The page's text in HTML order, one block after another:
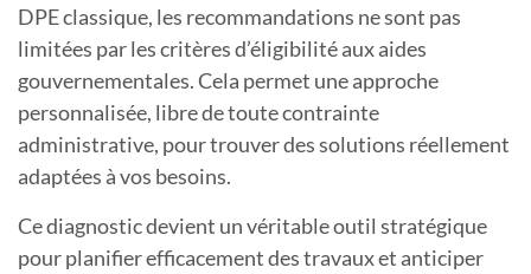
DPE classique, les recommandations ne sont pas
limitées par les critères d’éligibilité aux aides
gouvernementales. Cela permet une approche
personnalisée, libre de toute contrainte
administrative, pour trouver des solutions réellement
adaptées à vos besoins.
Ce diagnostic devient un véritable outil stratégique
pour planifier efficacement des travaux et anticiper